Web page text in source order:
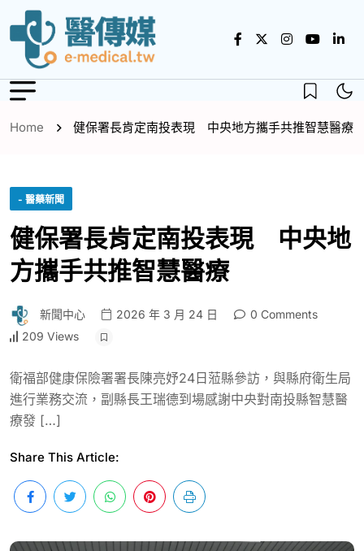
Home 健保署長肯定南投表現 中央地方攜手共推智慧醫療
- 醫藥新聞
健保署長肯定南投表現 中央地
方攜手共推智慧醫療
新聞中心 2026 年 3 月 24 日
0 Comments
209 Views
衛福部健康保險署署長陳亮妤24日蒞縣參訪，與縣府衛生局
進行業務交流，副縣長王瑞德到場感謝中央對南投縣智慧醫
療發 […]
Share This Article: